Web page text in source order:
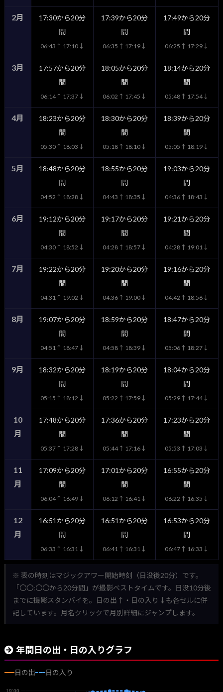
2月
17:30から20分
間
06:43↑ 17:10↓
17:39から20分
間
06:35↑ 17:19↓
17:49から20分
間
06:25↑ 17:29↓
3月
17:57から20分
間
06:14↑ 17:37↓
18:05から20分
間
06:02↑ 17:45↓
18:14から20分
間
05:48↑ 17:54↓
4月
18:23から20分
間
05:30↑ 18:03↓
18:30から20分
間
05:18↑ 18:10↓
18:39から20分
間
05:05↑ 18:19↓
5月
18:48から20分
間
04:52↑ 18:28↓
18:55から20分
間
04:43↑ 18:35↓
19:03から20分
間
04:36↑ 18:43↓
6月
19:12から20分
間
04:30↑ 18:52↓
19:17から20分
間
04:28↑ 18:57↓
19:21から20分
間
04:28↑ 19:01↓
7月
19:22から20分
間
04:31↑ 19:02↓
19:20から20分
間
04:36↑ 19:00↓
19:16から20分
間
04:42↑ 18:56↓
8月
19:07から20分
間
04:51↑ 18:47↓
18:59から20分
間
04:58↑ 18:39↓
18:47から20分
間
05:06↑ 18:27↓
9月
18:32から20分
間
05:15↑ 18:12↓
18:19から20分
間
05:22↑ 17:59↓
18:04から20分
間
05:29↑ 17:44↓
10
月
17:48から20分
間
05:37↑ 17:28↓
17:36から20分
間
05:44↑ 17:16↓
17:23から20分
間
05:53↑ 17:03↓
11
月
17:09から20分
間
06:04↑ 16:49↓
17:01から20分
間
06:12↑ 16:41↓
16:55から20分
間
06:22↑ 16:35↓
12
月
16:51から20分
間
06:33↑ 16:31↓
16:51から20分
間
06:41↑ 16:31↓
16:53から20分
間
06:47↑ 16:33↓
※ 表の時刻はマジックアワー開始時刻（日没後20分）です。
「〇〇:〇〇から20分間」が撮影ベストタイムです。日没10分後
までに撮影スタンバイを。日の出↑・日の入り↓も各セルに併
記しています。月名クリックで月別詳細にジャンプします。
年間日の出・日の入りグラフ
日の出 日の入り